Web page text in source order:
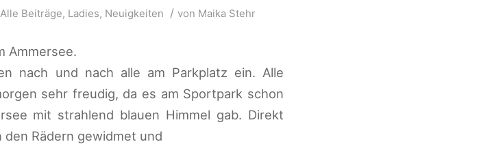
Alle Beiträge, Ladies, Neuigkeiten / von Maika Stehr
Ammersee.
nach und nach alle am Parkplatz ein. Alle
sehr freudig, da es am Sportpark schon
mit strahlend blauen Himmel gab. Direkt
Rädern gewidmet und